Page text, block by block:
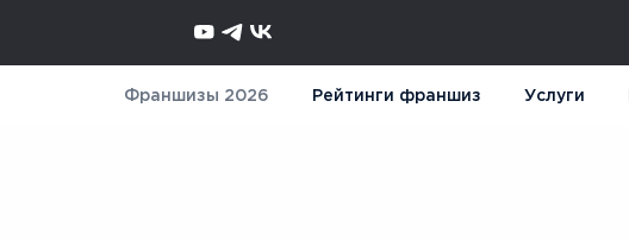
Франшизы 2026 Рейтинги франшиз Услуги